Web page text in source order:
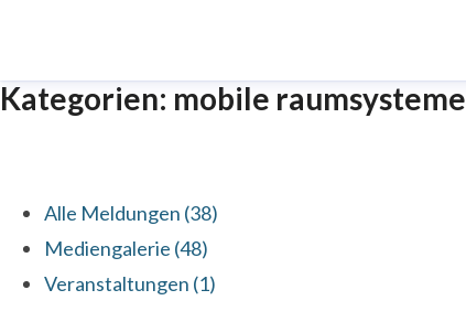
Kategorien: mobile raumsysteme
Alle Meldungen (38)
Mediengalerie (48)
Veranstaltungen (1)